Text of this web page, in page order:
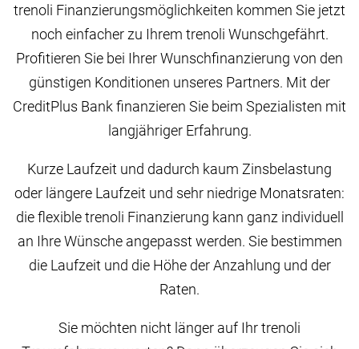
trenoli Finanzierungsmöglichkeiten kommen Sie jetzt
noch einfacher zu Ihrem trenoli Wunschgefährt.
Profitieren Sie bei Ihrer Wunschfinanzierung von den
günstigen Konditionen unseres Partners. Mit der
CreditPlus Bank finanzieren Sie beim Spezialisten mit
langjähriger Erfahrung.
Kurze Laufzeit und dadurch kaum Zinsbelastung
oder längere Laufzeit und sehr niedrige Monatsraten:
die flexible trenoli Finanzierung kann ganz individuell
an Ihre Wünsche angepasst werden. Sie bestimmen
die Laufzeit und die Höhe der Anzahlung und der
Raten.
Sie möchten nicht länger auf Ihr trenoli